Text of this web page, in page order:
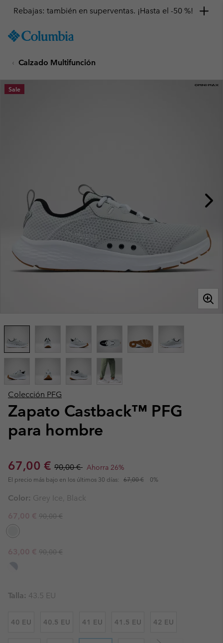
TO
SKIP
MAIN
NAV
Rebajas: también en superventas. ¡Hasta el -50 %!
Calzado Multifunción
Colección PFG
Zapato Castback™ PFG
para hombre
Sale price:
67,00 € Regular price:
90,00 € Ahorra 26%
El precio más bajo en los últimos 30 días: 67,00 € 0%
Sale
Color: Grey Ice, Black
Sale price:
67,00 € Regular price:
90,00 €
Sale price:
63,00 € Regular price:
90,00 €
Talla: 43.5 EU
40 EU 40.5 EU 41 EU 41.5 EU 42 EU